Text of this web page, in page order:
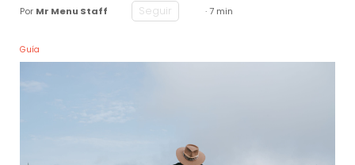
Por Mr Menu Staff Seguir · 7 min
Guía